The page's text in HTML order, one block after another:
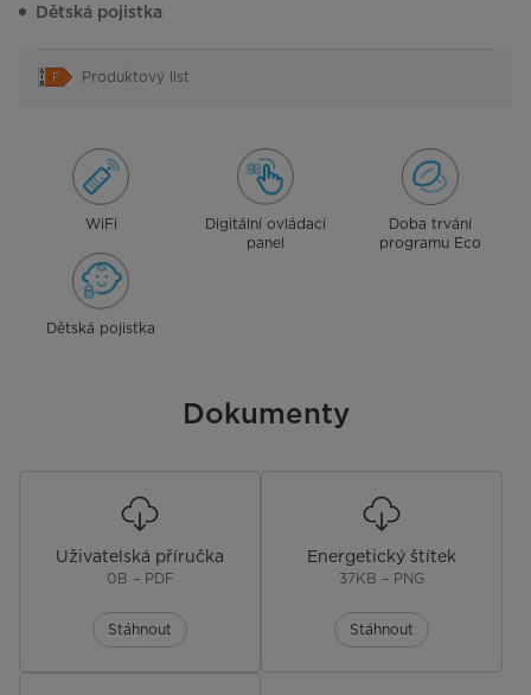
Dětská pojistka
Produktový list
WiFi
Digitální ovládací
panel
Doba trvání
programu Eco
Dětská pojistka
Dokumenty
Uživatelská příručka
0B – PDF
Stáhnout
Energetický štítek
37KB – PNG
Stáhnout